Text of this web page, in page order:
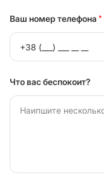
Ваш номер телефона *
Что вас беспокоит?